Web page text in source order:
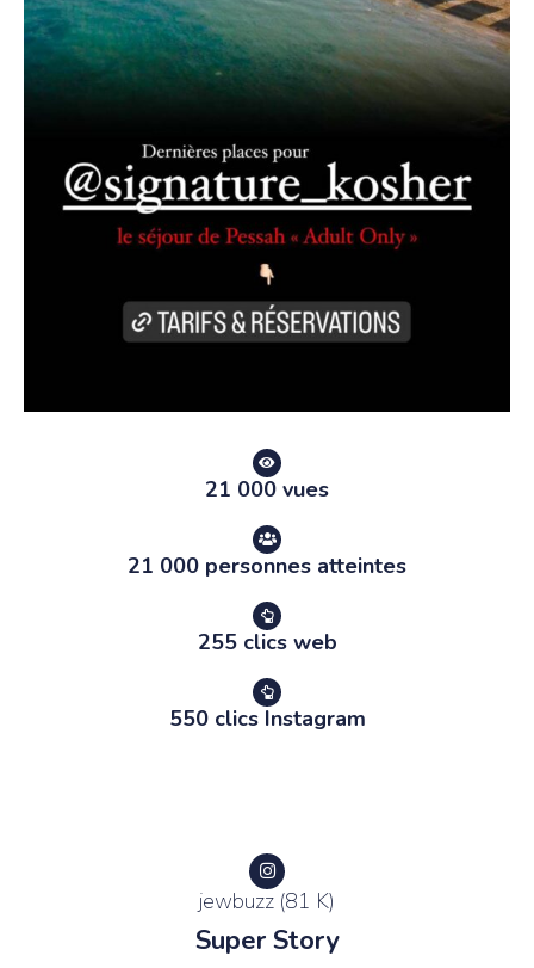
21 000 vues
21 000 personnes atteintes
255 clics web
550 clics Instagram
jewbuzz (81 K)
Super Story